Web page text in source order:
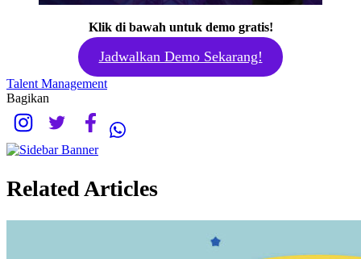
Klik di bawah untuk demo gratis!
Jadwalkan Demo Sekarang!
Talent Management
Bagikan
Related Articles